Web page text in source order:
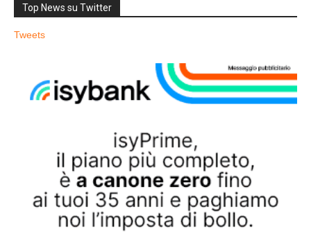
Top News su Twitter
Tweets